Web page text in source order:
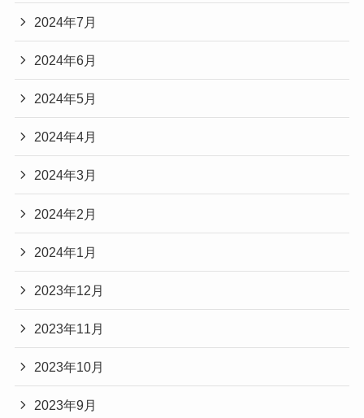
2024年7月
2024年6月
2024年5月
2024年4月
2024年3月
2024年2月
2024年1月
2023年12月
2023年11月
2023年10月
2023年9月